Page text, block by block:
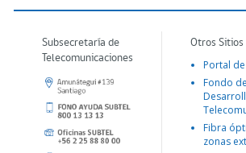
Subsecretaría de
Telecomunicaciones
Otros
Portal
Fondo
Fibra
zonas